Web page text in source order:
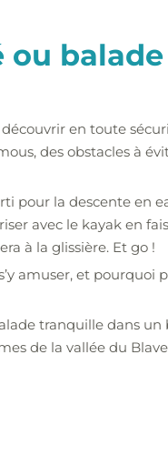
ou
en toute
des obstacles à
pour la descente en
avec le kayak en
à la glissière. Et go !
amuser, et pourquoi
tranquille dans
de la vallée du